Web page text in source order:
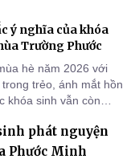
ý nghĩa của khóa
Trường Phước
hè năm 2026 với
trẻo, ánh mắt hồn
khóa sinh vẫn còn
đã trở thành hành
phát nguyện
Phước Minh